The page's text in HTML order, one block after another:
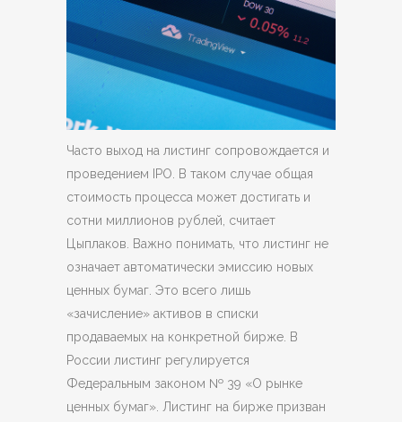
Часто выход на листинг сопровождается и
проведением IPO. В таком случае общая
стоимость процесса может достигать и
сотни миллионов рублей, считает
Цыплаков. Важно понимать, что листинг не
означает автоматически эмиссию новых
ценных бумаг. Это всего лишь
«зачисление» активов в списки
продаваемых на конкретной бирже. В
России листинг регулируется
Федеральным законом № 39 «О рынке
ценных бумаг». Листинг на бирже призван